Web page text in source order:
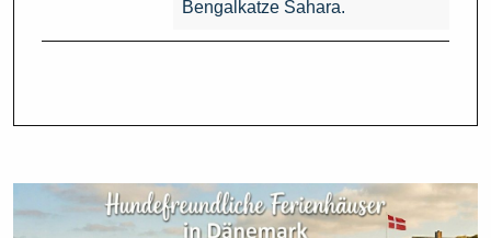
Bengalkatze Sahara.